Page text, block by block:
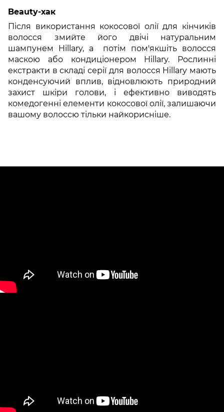
Beauty-хак
Після використання кокосової олії для кінчиків
волосся змийте його двічі натуральним
шампунем Hillary, а потім пом'якшіть волосся
маскою або кондиціонером Hillary. Рослинні
екстракти в складі серії для волосся Hillary мають
конденсуючий вплив, відновлюють природний
захист шкіри голови, і ефективно виводять
комедогенні елементи кокосової олії, залишаючи
вашому волоссю тільки найкорисніше.